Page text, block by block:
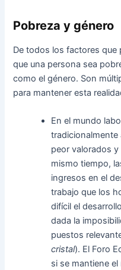
Pobreza y género
De todos los factores que
que una persona sea
como el género. Son
para mantener esta
En el mundo
tradicionalmente
peor valorados
mismo tiempo,
ingresos en el
trabajo que los
difícil el
dada la
puestos
cristal). El Foro
si se mantiene